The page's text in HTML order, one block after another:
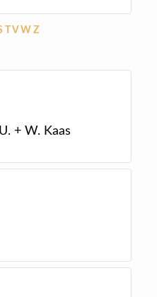
V W Z
+ W. Kaas